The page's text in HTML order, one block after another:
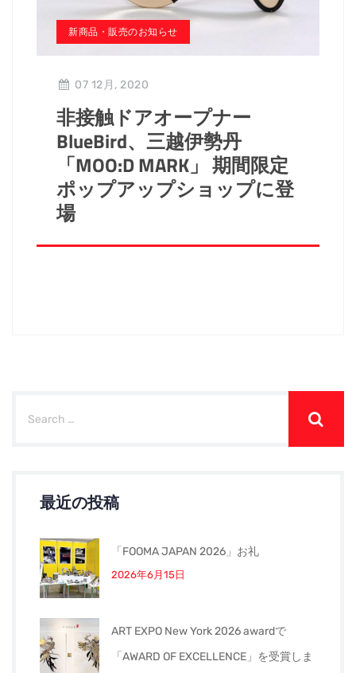
新商品・販売のお知らせ
07 12月, 2020
非接触ドアオープナー
BlueBird、三越伊勢丹
「MOO:D MARK」 期間限定
ポップアップショップに登
場
最近の投稿
「FOOMA JAPAN 2026」お礼
2026年6月15日
ART EXPO New York 2026 awardで
「AWARD OF EXCELLENCE」を受賞しま